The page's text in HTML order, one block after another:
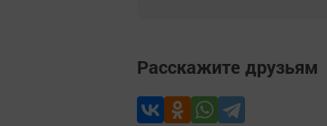
Расскажите друзьям